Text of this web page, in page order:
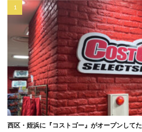
西区・姪浜に『コストゴー』がオープンしてた